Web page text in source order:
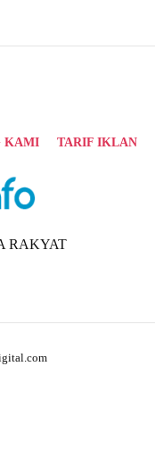
KAMI TARIF IKLAN
RAKYAT